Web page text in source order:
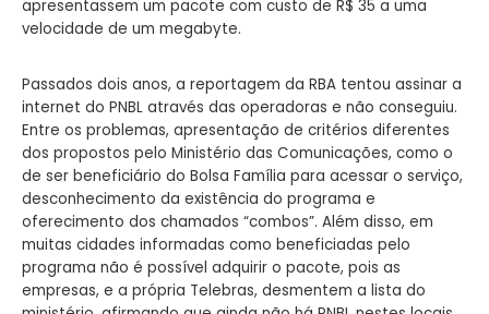
apresentassem um pacote com custo de R$ 35 a uma
velocidade de um megabyte.
Passados dois anos, a reportagem da RBA tentou assinar a
internet do PNBL através das operadoras e não conseguiu.
Entre os problemas, apresentação de critérios diferentes
dos propostos pelo Ministério das Comunicações, como o
de ser beneficiário do Bolsa Família para acessar o serviço,
desconhecimento da existência do programa e
oferecimento dos chamados “combos”. Além disso, em
muitas cidades informadas como beneficiadas pelo
programa não é possível adquirir o pacote, pois as
empresas, e a própria Telebras, desmentem a lista do